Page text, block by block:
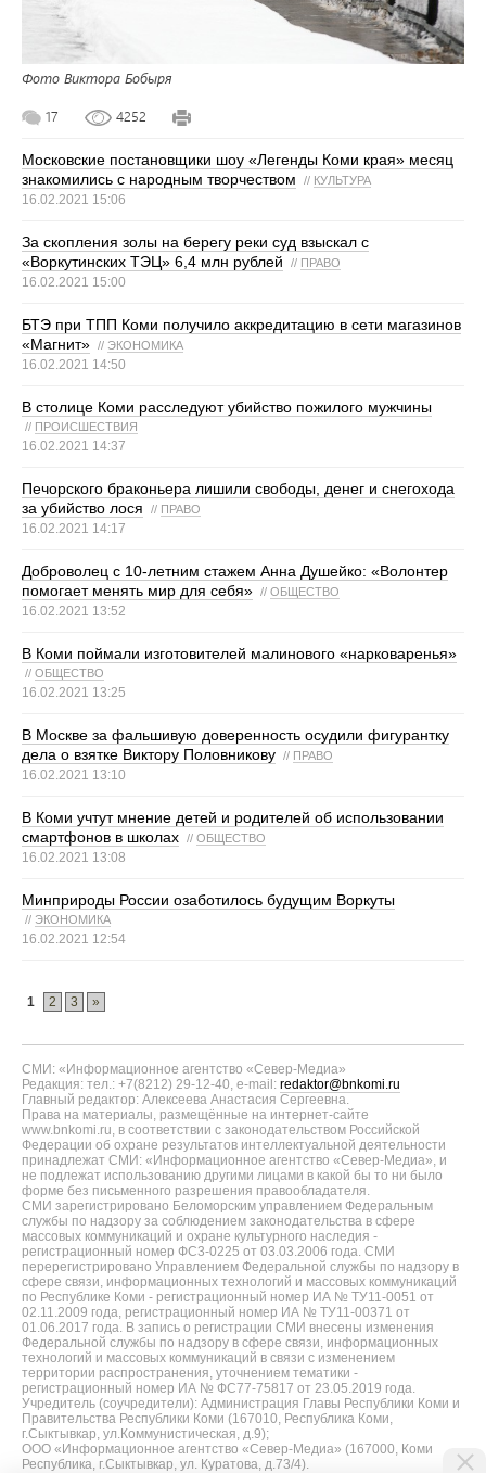
Фото Виктора Бобыря
17 4252
Московские постановщики шоу «Легенды Коми края» месяц
знакомились с народным творчеством
// КУЛЬТУРА
16.02.2021 15:06
За скопления золы на берегу реки суд взыскал с
«Воркутинских ТЭЦ» 6,4 млн рублей
// ПРАВО
16.02.2021 15:00
БТЭ при ТПП Коми получило аккредитацию в сети магазинов
«Магнит» // ЭКОНОМИКА
16.02.2021 14:50
В столице Коми расследуют убийство пожилого мужчины
// ПРОИСШЕСТВИЯ
16.02.2021 14:37
Печорского браконьера лишили свободы, денег и снегохода
за убийство лося
// ПРАВО
16.02.2021 14:17
Доброволец с 10-летним стажем Анна Душейко: «Волонтер
помогает менять мир для себя» // ОБЩЕСТВО
16.02.2021 13:52
В Коми поймали изготовителей малинового «нарковаренья»
// ОБЩЕСТВО
16.02.2021 13:25
В Москве за фальшивую доверенность осудили фигурантку
дела о взятке Виктору Половникову // ПРАВО
16.02.2021 13:10
В Коми учтут мнение детей и родителей об использовании
смартфонов в школах // ОБЩЕСТВО
16.02.2021 13:08
Минприроды России озаботилось будущим Воркуты
// ЭКОНОМИКА
16.02.2021 12:54
1 2 3 »
СМИ: «Информационное агентство «Север-Медиа»
Редакция: тел.: +7(8212) 29-12-40, e-mail: redaktor@bnkomi.ru
Главный редактор: Алексеева Анастасия Сергеевна.
Права на материалы, размещённые на интернет-сайте
www.bnkomi.ru, в соответствии с законодательством Российской
Федерации об охране результатов интеллектуальной деятельности
принадлежат СМИ: «Информационное агентство «Север-Медиа», и
не подлежат использованию другими лицами в какой бы то ни было
форме без письменного разрешения правообладателя.
СМИ зарегистрировано Беломорским управлением Федеральным
службы по надзору за соблюдением законодательства в сфере
массовых коммуникаций и охране культурного наследия -
регистрационный номер ФС3-0225 от 03.03.2006 года. СМИ
перерегистрировано Управлением Федеральной службы по надзору в
сфере связи, информационных технологий и массовых коммуникаций
по Республике Коми - регистрационный номер ИА № ТУ11-0051 от
02.11.2009 года, регистрационный номер ИА № ТУ11-00371 от
01.06.2017 года. В запись о регистрации СМИ внесены изменения
Федеральной службы по надзору в сфере связи, информационных
технологий и массовых коммуникаций в связи с изменением
территории распространения, уточнением тематики -
регистрационный номер ИА № ФС77-75817 от 23.05.2019 года.
Учредитель (соучредители): Администрация Главы Республики Коми и
Правительства Республики Коми (167010, Республика Коми,
г.Сыктывкар, ул.Коммунистическая, д.9);
ООО «Информационное агентство «Север-Медиа» (167000, Коми
Республика, г.Сыктывкар, ул. Куратова, д.73/4).